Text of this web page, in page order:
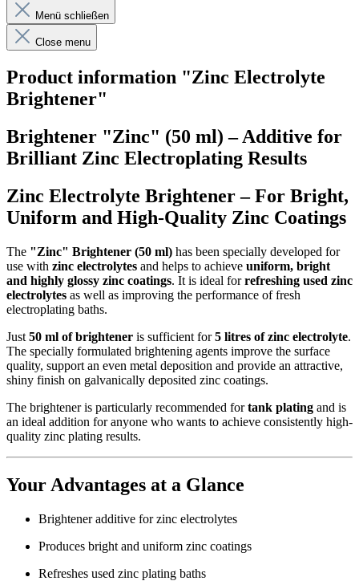
Menü schließen
Close menu
Product information "Zinc Electrolyte
Brightener"
Brightener "Zinc" (50 ml) – Additive for
Brilliant Zinc Electroplating Results
Zinc Electrolyte Brightener – For Bright,
Uniform and High-Quality Zinc Coatings
The "Zinc" Brightener (50 ml) has been specially developed for
use with zinc electrolytes and helps to achieve uniform, bright
and highly glossy zinc coatings. It is ideal forrefreshing used zinc
electrolytes as well as improving the performance of fresh
electroplating baths.
Just 50 ml of brightener is sufficient for5 litres of zinc electrolyte.
The specially formulated brightening agents improve the surface
quality, support an even metal deposition and provide an attractive,
shiny finish on galvanically deposited zinc coatings.
The brightener is particularly recommended fortank plating and is
an ideal addition for anyone who wants to achieve consistently high-
quality zinc plating results.
Your Advantages at a Glance
Brightener additive for zinc electrolytes
Produces bright and uniform zinc coatings
Refreshes used zinc plating baths